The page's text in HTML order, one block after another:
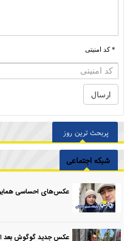
* کد امنیتی
پربحث ترین روز
شبکه اجتماعی
عکس‌های احساسی
عکس جدید گوگوش بعد